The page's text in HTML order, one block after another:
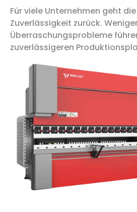
Für viele Unternehmen geht
Zuverlässigkeit zurück.
Überraschungsprobleme
zuverlässigeren